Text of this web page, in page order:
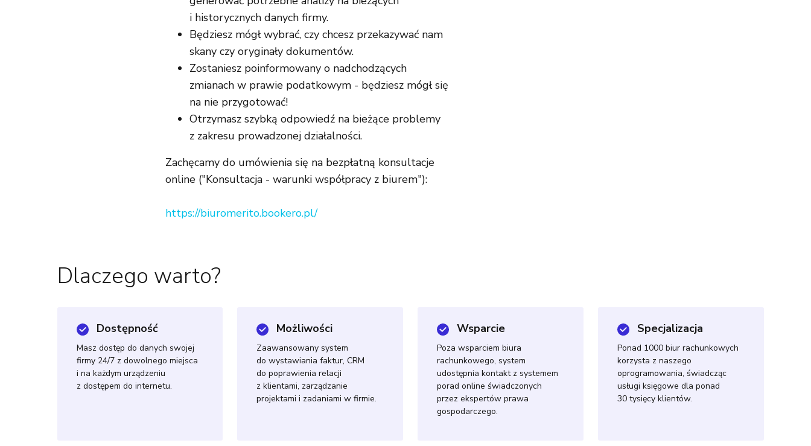
i historycznych danych firmy.
Będziesz mógł wybrać, czy chcesz przekazywać nam
skany czy oryginały dokumentów.
Zostaniesz poinformowany o nadchodzących
zmianach w prawie podatkowym - będziesz mógł się
na nie przygotować!
Otrzymasz szybką odpowiedź na bieżące problemy
z zakresu prowadzonej działalności.
Zachęcamy do umówienia się na bezpłatną konsultacje
online ("Konsultacja - warunki współpracy z biurem"):
https://biuromerito.bookero.pl/
Dlaczego warto?
Dostępność
Masz dostęp do danych swojej
firmy 24/7 z dowolnego miejsca
i na każdym urządzeniu
z dostępem do internetu.
Możliwości
Zaawansowany system
do wystawiania faktur, CRM
do poprawienia relacji
z klientami, zarządzanie
projektami i zadaniami w firmie.
Wsparcie
Poza wsparciem biura
rachunkowego, system
udostępnia kontakt z systemem
porad online świadczonych
przez ekspertów prawa
gospodarczego.
Specjalizacja
Ponad 1000 biur rachunkowych
korzysta z naszego
oprogramowania, świadcząc
usługi księgowe dla ponad
30 tysięcy klientów.